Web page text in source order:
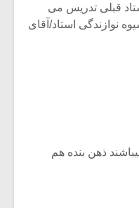
قبلی تدریس می
نوازندگی استاد/آقای
ذهن بنده هم